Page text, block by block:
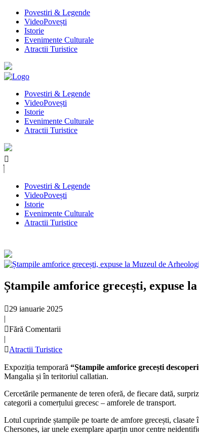
Povestiri & Legende
VideoPovești
Istorie
Evenimente Culturale
Atractii Turistice
Povestiri & Legende
VideoPovești
Istorie
Evenimente Culturale
Atractii Turistice
Povestiri & Legende
VideoPovești
Istorie
Evenimente Culturale
Atractii Turistice
Ștampile amforice grecești, expuse
29 ianuarie 2025
|
Fără Comentarii
|
Atractii Turistice
Expoziția temporară “Ștampile amforice grecești
Mangalia și în teritoriul callatian.
Cercetările permanente de teren oferă, de fiecare dată,
categorii a comerțului grecesc – amforele de transport.
Lotul cuprinde ștampile pe toarte de amfore grecești,
Chersones, iar unele exemplare aparțin unor centre